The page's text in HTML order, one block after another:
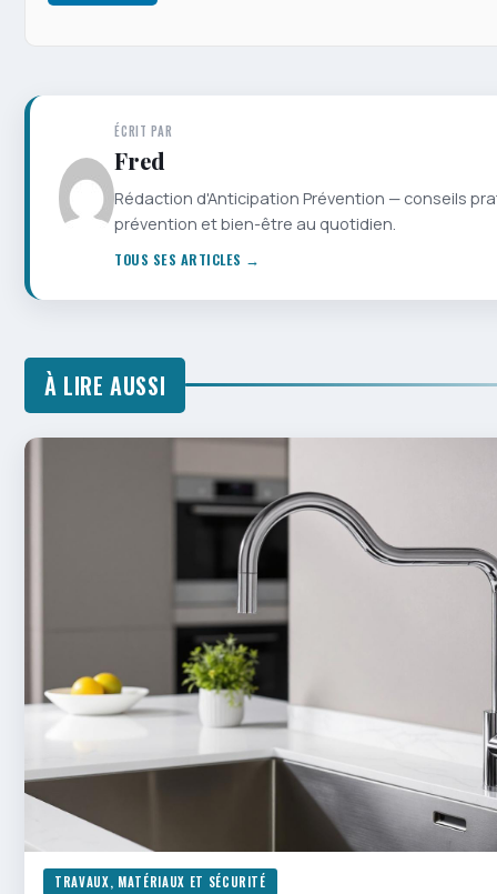
ÉCRIT PAR
Fred
Rédaction d'Anticipation Prévention — conseils
prévention et bien-être au quotidien.
TOUS SES ARTICLES →
À LIRE AUSSI
TRAVAUX, MATÉRIAUX ET SÉCURITÉ